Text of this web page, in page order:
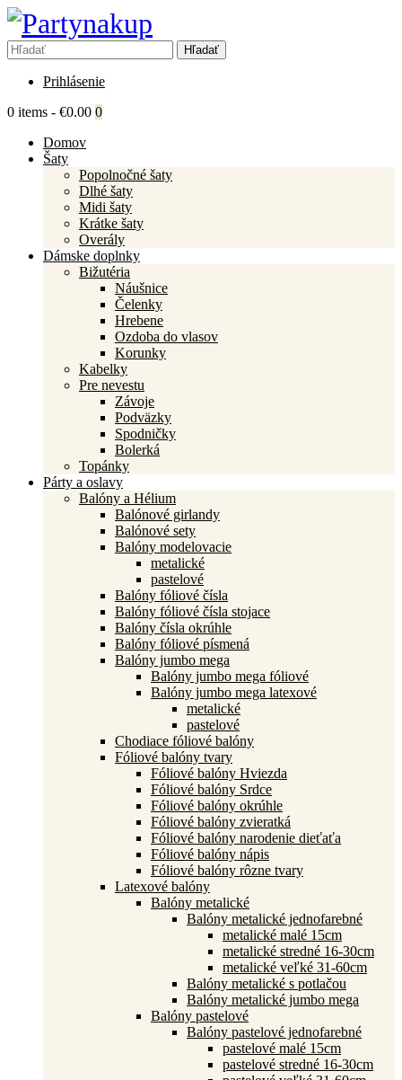
Prihlásenie
0 items - €0.00 0
Domov
Šaty
Popolnočné šaty
Dlhé šaty
Midi šaty
Krátke šaty
Overály
Dámske doplnky
Bižutéria
Náušnice
Čelenky
Hrebene
Ozdoba do vlasov
Korunky
Kabelky
Pre nevestu
Závoje
Podväzky
Spodničky
Bolerká
Topánky
Párty a oslavy
Balóny a Hélium
Balónové girlandy
Balónové sety
Balóny modelovacie
metalické
pastelové
Balóny fóliové čísla
Balóny fóliové čísla stojace
Balóny čísla okrúhle
Balóny fóliové písmená
Balóny jumbo mega
Balóny jumbo mega fóliové
Balóny jumbo mega latexové
metalické
pastelové
Chodiace fóliové balóny
Fóliové balóny tvary
Fóliové balóny Hviezda
Fóliové balóny Srdce
Fóliové balóny okrúhle
Fóliové balóny zvieratká
Fóliové balóny narodenie dieťaťa
Fóliové balóny nápis
Fóliové balóny rôzne tvary
Latexové balóny
Balóny metalické
Balóny metalické jednofarebné
metalické malé 15cm
metalické stredné 16-30cm
metalické veľké 31-60cm
Balóny metalické s potlačou
Balóny metalické jumbo mega
Balóny pastelové
Balóny pastelové jednofarebné
pastelové malé 15cm
pastelové stredné 16-30cm